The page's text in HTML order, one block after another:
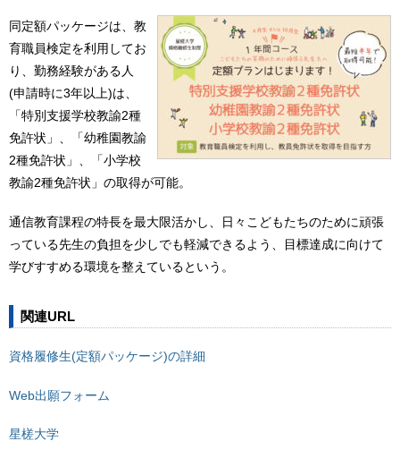
同定額パッケージは、教
育職員検定を利用してお
り、勤務経験がある人
(申請時に3年以上)は、
「特別支援学校教諭2種
免許状」、「幼稚園教諭
2種免許状」、「小学校
教諭2種免許状」の取得が可能。
通信教育課程の特長を最大限活かし、日々こどもたちのために頑張
っている先生の負担を少しでも軽減できるよう、目標達成に向けて
学びすすめる環境を整えているという。
関連URL
資格履修生(定額パッケージ)の詳細
Web出願フォーム
星槎大学